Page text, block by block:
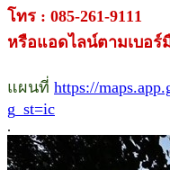
โทร : 085-261-9111
หรือแอดไลน์ตามเบอร์
แผนที่ https://
g_st=ic
.